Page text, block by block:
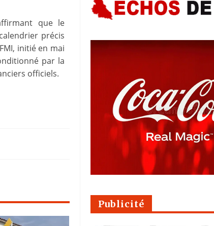
que le
précis
initié en mai
par la
officiels.
Publicité